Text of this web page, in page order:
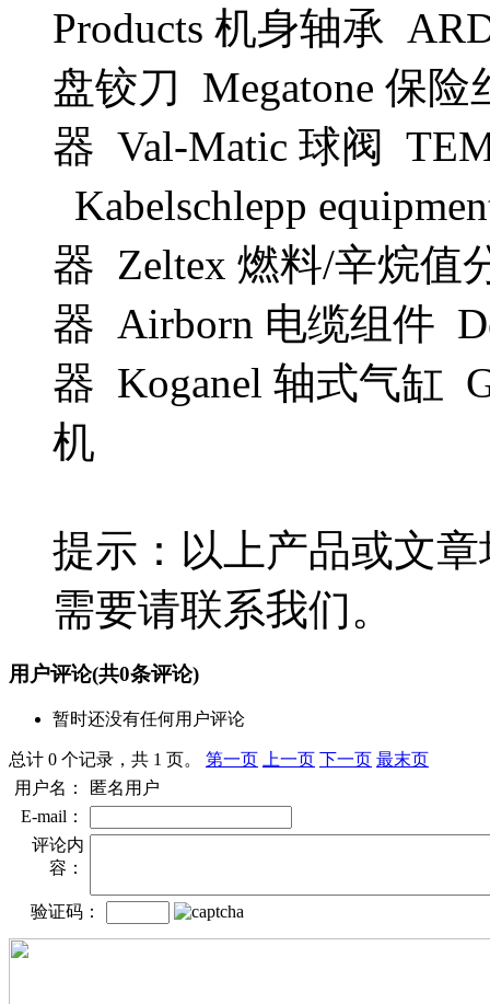
Products 机身轴承
盘铰刀 Megatone 保
器 Val-Matic 球阀
Kabelschlepp
器 Zeltex 燃料/辛烷值
器 Airborn 电缆组件
器 Koganel 轴式气缸
机
提示：以上产品或文
需要请联系我们。
用户评论(共0条评论)
暂时还没有任何用户评论
总计 0 个记录，共 1 页。 第一页 上一页 下一页 最末页
用户名：
匿名用户
E-mail：
评论内
容：
验证码：